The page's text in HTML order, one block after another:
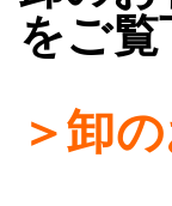
をご覧
＞卸